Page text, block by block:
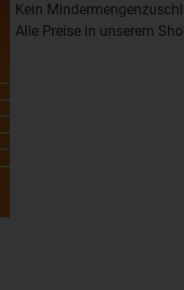
Kein
Alle Preise in unserem